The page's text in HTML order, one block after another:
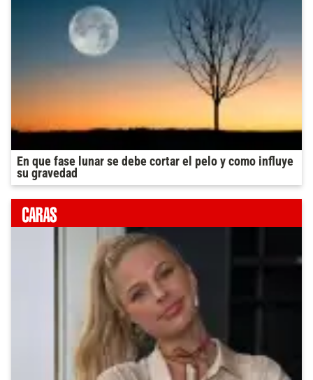
En que fase lunar se debe cortar el pelo y como influye
su gravedad